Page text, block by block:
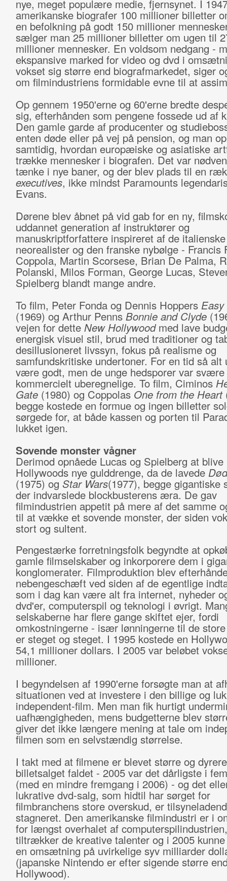
nye, meget populære medie, fjernsynet. I
amerikanske biografer 100 millioner billetter
en befolkning på godt 150 millioner
sælger man 25 millioner billetter om ugen til
millioner mennesker. En voldsom nedgang -
ekspansive marked for video og dvd i
vokset sig større end biografmarkedet, siger
om filmindustriens formidable evne til at
Op gennem 1950'erne og 60'erne bredte
sig, efterhånden som pengene fossede ud af
Den gamle garde af producenter og
enten døde eller på vej på pension, og man
samtidig, hvordan europæiske og asiatiske
trække mennesker i biografen. Det var
tænke i nye baner, og der blev plads til en
executives, ikke mindst Paramounts
Evans.
Dørene blev åbnet på vid gab for en ny,
uddannet generation af instruktører og
manuskriptforfattere inspireret af de italienske
neorealister og den franske nybølge - Francis
Coppola, Martin Scorsese, Brian De Palma,
Polanski, Milos Forman, George Lucas,
Spielberg blandt mange andre.
To film, Peter Fonda og Dennis Hoppers
(1969) og Arthur Penns Bonnie and Clyde
vejen for dette New Hollywoodmed lave
energisk visuel stil, brud med traditioner og
desillusioneret livssyn, fokus på realisme og
samfundskritiske undertoner. For en tid så alt
være godt, men de unge hedsporer var
kommercielt uberegnelige. To film, Ciminos
Gate(1980) og Coppolas One from the Heart
begge kostede en formue og ingen billetter
sørgede for, at både kassen og porten til
lukket igen.
Sovende monster vågner
Derimod opnåede Lucas og Spiel­berg at blive
Hollywoods nye gulddrenge, da de lavede
(1975) og Star Wars(1977), begge gigantiske
der indvarslede blockbusterens æra. De gav
filmindustrien appetit på mere af det samme
til at vække et sovende monster, der siden
stort og sultent.
Pengestærke forretningsfolk begyndte at
gamle filmselskaber og inkorporere dem i
konglomerater. Filmproduktion blev
nebengeschæft ved siden af de egentlige
som i dag kan være alt fra internet, nyheder
dvd'er, computerspil og teknologi i øvrigt.
selskaberne har flere gange skiftet ejer, fordi
omkostningerne - især lønningerne til de
er steget og steget. I 1995 kostede en
54,1 millioner dollars. I 2005 var beløbet
millioner.
I begyndelsen af 1990'erne forsøgte man at
situationen ved at investere i den billige og
independent-film. Men man fik hurtigt
uafhængigheden, mens budgetterne blev
giver det ikke længere mening at tale om
filmen som en selvstændig størrelse.
I takt med at filmene er blevet større og
billetsalget faldet - 2005 var det dårligste i
(med en mindre fremgang i 2006) - og det
lukrative dvd-salg, som hidtil har sørget for
filmbranchens store overskud, er
stagneret. Den amerikanske filmindustri er i
for længst overhalet af
tiltrækker de kreative talenter og i 2005
en omsætning på uvirkelige syv milliarder
(japanske Nintendo er efter sigende større
Hollywood).